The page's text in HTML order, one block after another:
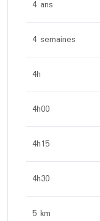
4 ans
4 semaines
4h
4h00
4h15
4h30
5 km